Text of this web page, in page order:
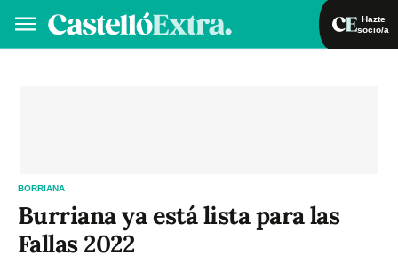
Hazte
socio/a
BORRIANA
Burriana ya está lista para las
Fallas 2022